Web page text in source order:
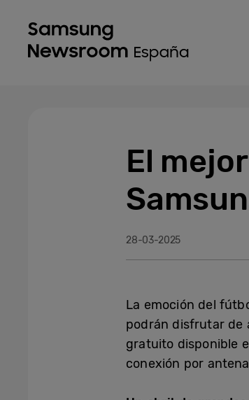
El
28-03-2025
La emoción del
podrán disfrutar de
gratuito disponible
conexión por